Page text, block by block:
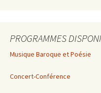
PROGRAMMES
Musique Baroque et Poésie
Concert-Conférence